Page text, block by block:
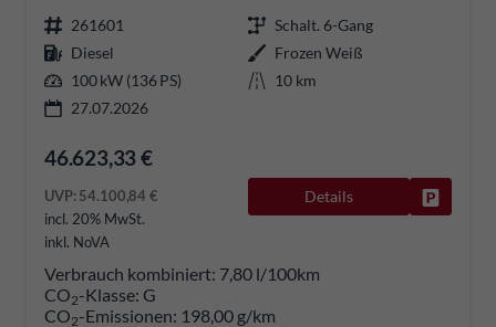
261601
Schalt. 6-Gang
Diesel
Frozen Weiß
100 kW (136 PS)
10 km
27.07.2026
46.623,33 €
UVP:54.100,84 €
incl. 20% MwSt.
inkl. NoVA
Details
Verbrauch kombiniert: 7,80 l/100km
CO2-Klasse: G
CO2-Emissionen: 198,00 g/km